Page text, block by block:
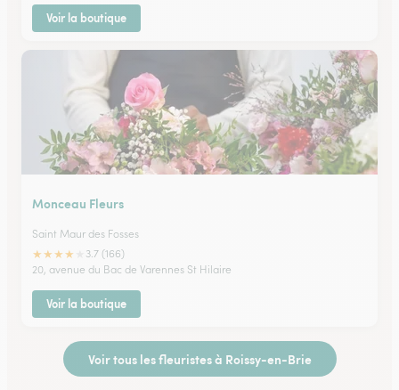
Voir la boutique
Monceau Fleurs
Saint Maur des Fosses
★★★★
3.7 (166)
20, avenue du Bac de Varennes St Hilaire
Voir la boutique
Voir tous les fleuristes à Roissy-en-Brie